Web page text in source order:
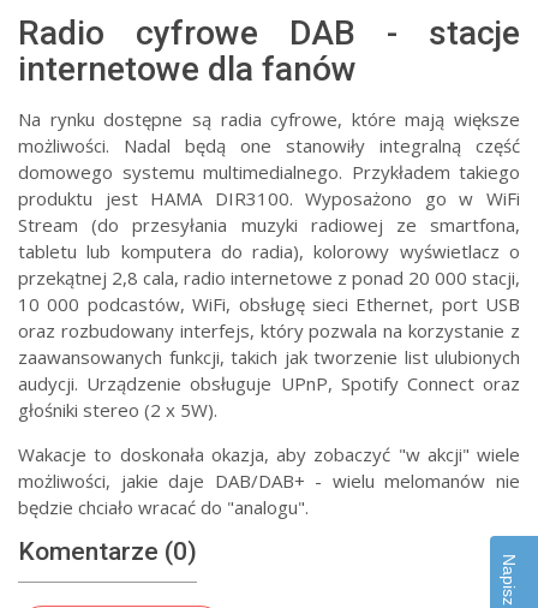
Radio cyfrowe DAB - stacje
internetowe dla fanów
Na rynku dostępne są radia cyfrowe, które mają większe
możliwości. Nadal będą one stanowiły integralną część
domowego systemu multimedialnego. Przykładem takiego
produktu jest HAMA DIR3100. Wyposażono go w WiFi
Stream (do przesyłania muzyki radiowej ze smartfona,
tabletu lub komputera do radia), kolorowy wyświetlacz o
przekątnej 2,8 cala, radio internetowe z ponad 20 000 stacji,
10 000 podcastów, WiFi, obsługę sieci Ethernet, port USB
oraz rozbudowany interfejs, który pozwala na korzystanie z
zaawansowanych funkcji, takich jak tworzenie list ulubionych
audycji. Urządzenie obsługuje UPnP, Spotify Connect oraz
głośniki stereo (2 x 5W).
Wakacje to doskonała okazja, aby zobaczyć "w akcji" wiele
możliwości, jakie daje DAB/DAB+ - wielu melomanów nie
będzie chciało wracać do "analogu".
Komentarze (0)